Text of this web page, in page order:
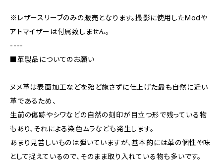
※レザースリーブのみの販売となります。撮影に使用したModや
アトマイザーは付属致しません。
----
■革製品についてのお願い
ヌメ革は表面加工などを殆ど施さずに仕上げた最も自然に近い
革であるため、
生前の傷跡やシワなどの自然の刻印が目立つ形で残っている物
もあり、それによる染色ムラなども発生します。
あまり見苦しいものは弾いていますが、基本的には革の個性や味
として捉えているので、そのまま取り入れている物も多いです。